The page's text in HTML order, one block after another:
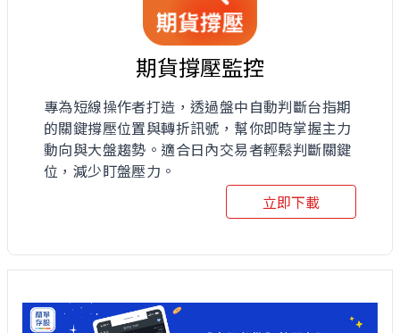
期貨撐壓監控
專為短線操作者打造，透過盤中自動判斷台指期
的關鍵撐壓位置與轉折訊號，幫你即時掌握主力
動向與大盤趨勢。適合日內交易者輕鬆判斷關鍵
位，減少盯盤壓力。
立即下載